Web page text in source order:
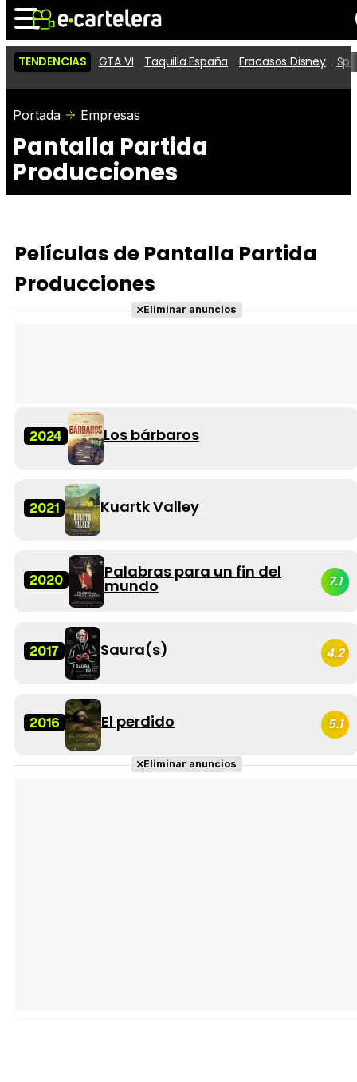
Noticias
Series
Vídeos
Fotos
Premios
TENDENCIAS GTA VI Taquilla España Fracasos Disney
Portada Empresas
Pantalla Partida
Producciones
Películas de Pantalla Partida
Producciones
Eliminar anuncios
2024 Los bárbaros
2021 Kuartk Valley
2020 Palabras para un fin del
mundo 7.1
2017 Saura(s) 4.2
2016 El perdido 5.1
Eliminar anuncios